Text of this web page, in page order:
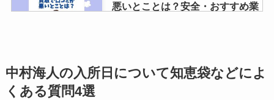
悪いとことは？安全・おすすめ業
スノーマン｜ファンクラブ会員数
中村海人の入所日について知恵袋などによ
くある質問4選